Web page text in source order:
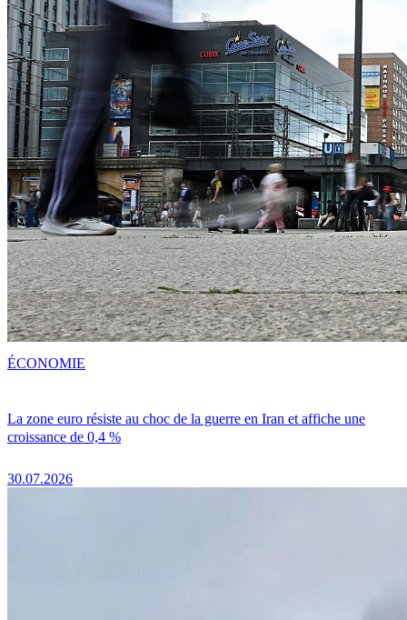
La zone euro résiste au choc de la guerre en Iran et affiche une
croissance de 0,4 %
30.07.2026
ÉCONOMIE